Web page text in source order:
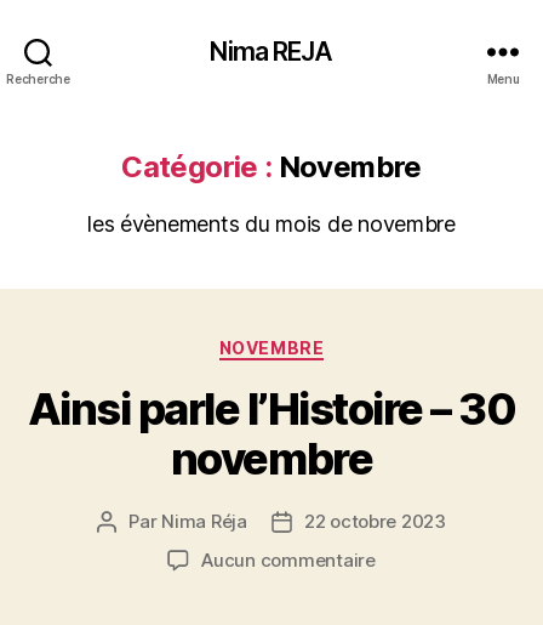
Recherche
Nima REJA
Menu
Catégorie : Novembre
les évènements du mois de novembre
Catégories
NOVEMBRE
Ainsi parle l’Histoire – 30
novembre
Auteur
Par Nima Réja
Date22 octobre 2023
Aucun commentairesur